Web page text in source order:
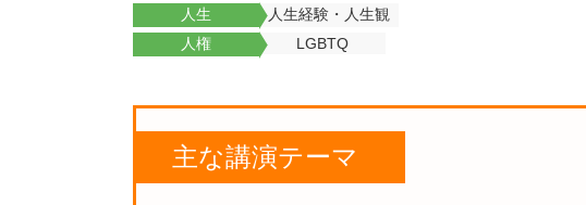
人生
人生経験・人生観
人権
LGBTQ
主な講演テーマ